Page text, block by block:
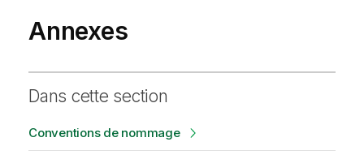
Annexes
Dans cette section
Conventions de nommage